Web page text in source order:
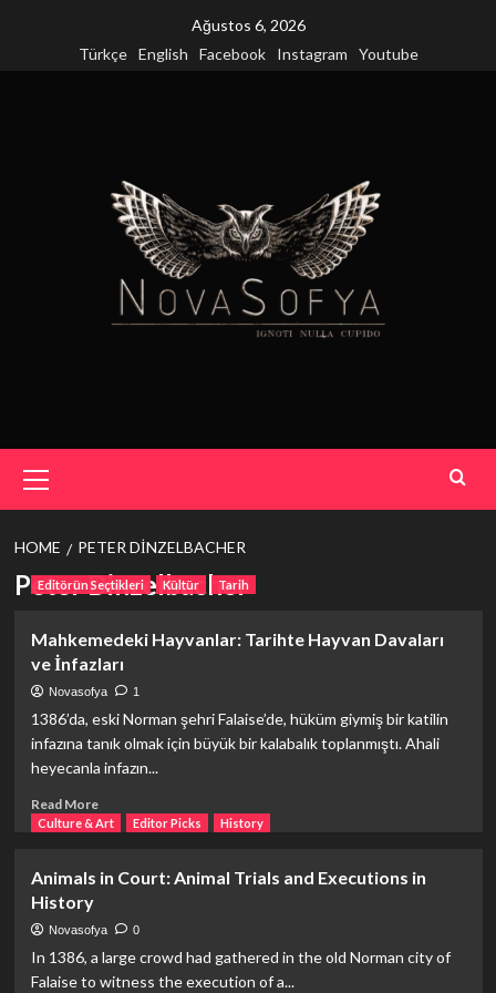
Ağustos 6, 2026
Türkçe
English Facebook Instagram Youtube
Menu
HOME PETER DINZELBACHER
Peter Dinzelbacher
Editörün Seçtikleri Kültür Tarih
Mahkemedeki Hayvanlar: Tarihte Hayvan Davaları
ve İnfazları
Novasofya 1
1386’da, eski Norman şehri Falaise’de, hüküm giymiş bir katilin
infazına tanık olmak için büyük bir kalabalık toplanmıştı. Ahali
heyecanla infazın...
Read MoreRead
more
Hayvanlar:
Hayvan
Davaları
Culture & Art Editor Picks History
Animals in Court: Animal Trials and Executions in
History
Novasofya 0
In 1386, a large crowd had gathered in the old Norman city of
Falaise to witness the execution of a...